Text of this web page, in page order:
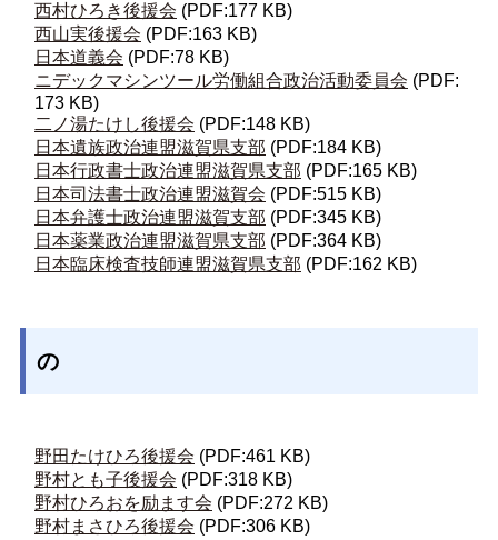
西村ひろき後援会 (PDF:177 KB)
西山実後援会 (PDF:163 KB)
日本道義会 (PDF:78 KB)
ニデックマシンツール労働組合政治活動委員会 (PDF:
173 KB)
二ノ湯たけし後援会 (PDF:148 KB)
日本遺族政治連盟滋賀県支部 (PDF:184 KB)
日本行政書士政治連盟滋賀県支部 (PDF:165 KB)
日本司法書士政治連盟滋賀会 (PDF:515 KB)
日本弁護士政治連盟滋賀支部 (PDF:345 KB)
日本薬業政治連盟滋賀県支部 (PDF:364 KB)
日本臨床検査技師連盟滋賀県支部 (PDF:162 KB)
の
野田たけひろ後援会 (PDF:461 KB)
野村とも子後援会 (PDF:318 KB)
野村ひろおを励ます会 (PDF:272 KB)
野村まさひろ後援会 (PDF:306 KB)